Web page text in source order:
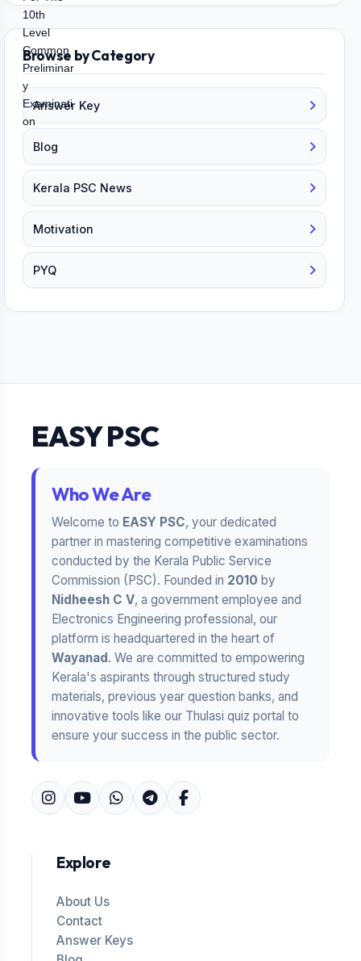
Browse by Category
Answer Key
Blog
Kerala PSC News
Motivation
PYQ
EASY PSC
Who We Are
Welcome to EASY PSC, your dedicated
partner in mastering competitive examinations
conducted by the Kerala Public Service
Commission (PSC). Founded in 2010 by
Nidheesh C V, a government employee and
Electronics Engineering professional, our
platform is headquartered in the heart of
Wayanad . We are committed to empowering
Kerala's aspirants through structured study
materials, previous year question banks, and
innovative tools like our Thulasi quiz portal to
ensure your success in the public sector.
Explore
About Us
Contact
Answer Keys